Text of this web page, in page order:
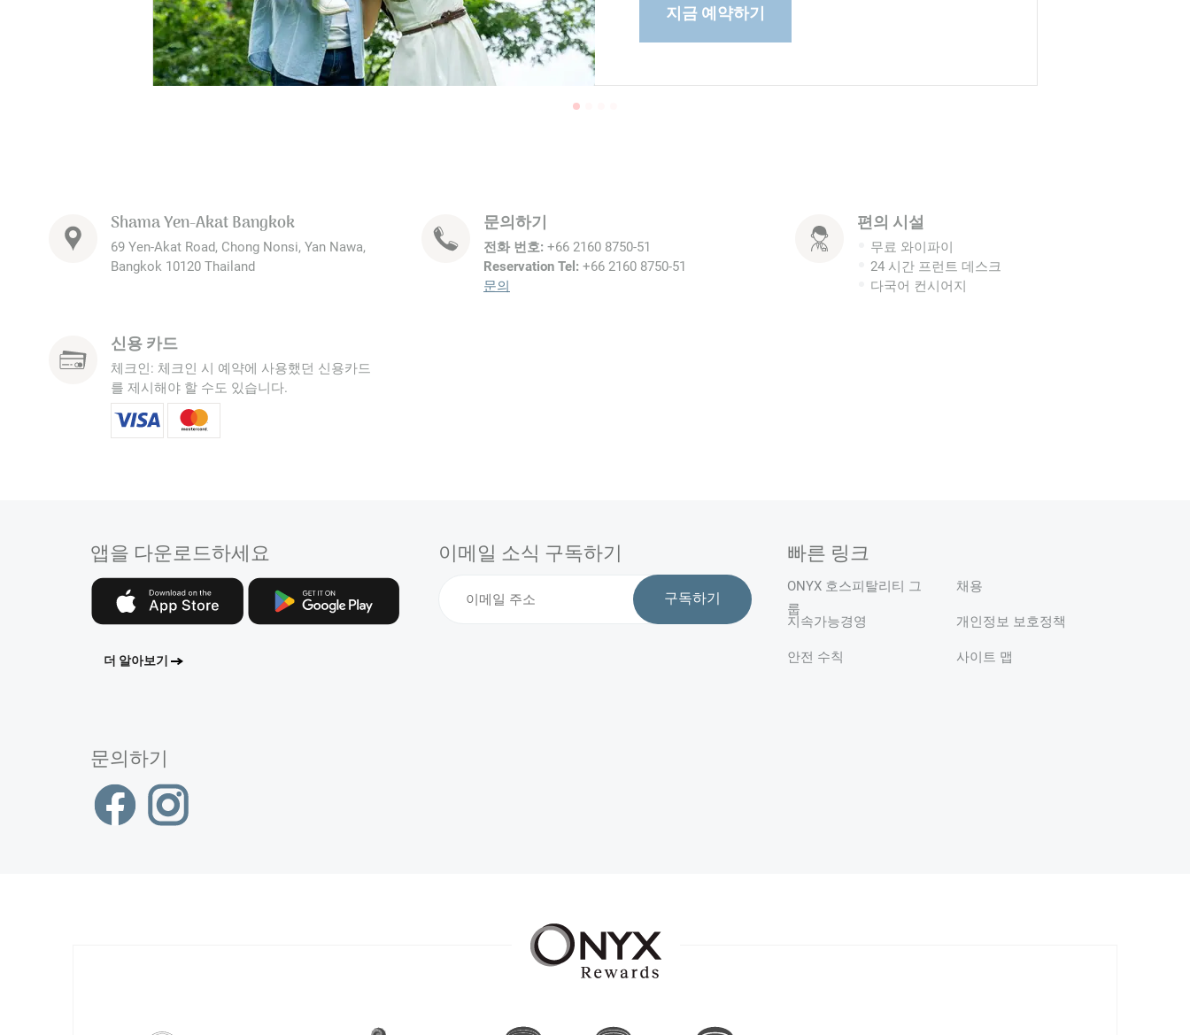
지금 예약하기
Shama Yen-Akat Bangkok
69 Yen-Akat Road, Chong Nonsi, Yan Nawa,
Bangkok 10120 Thailand
문의하기
전화 번호: +66 2160 8750-51
Reservation Tel: +66 2160 8750-51
문의
편의 시설
무료 와이파이
24 시간 프런트 데스크
다국어 컨시어지
신용 카드
체크인: 체크인 시 예약에 사용했던 신용카드
를 제시해야 할 수도 있습니다.
앱을 다운로드하세요
더 알아보기
이메일 소식 구독하기
구독하기
빠른 링크
ONYX 호스피탈리티 그
룹
지속가능경영
안전 수칙
채용
개인정보 보호정책
사이트 맵
문의하기